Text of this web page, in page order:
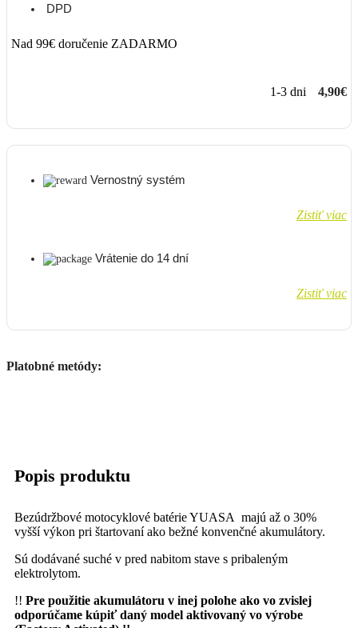
DPD
Nad 99€ doručenie ZADARMO
1-3 dni 4,90€
Vernostný systém
Zistiť viac
Vrátenie do 14 dní
Zistiť viac
Platobné metódy:
Popis produktu
Bezúdržbové motocyklové batérie YUASA majú až o 30%
vyšší výkon pri štartovaní ako bežné konvenčné akumulátory.
Sú dodávané suché v pred nabitom stave s pribaleným
elektrolytom.
!! Pre použitie akumulátoru v inej polohe ako vo zvislej
odporúčame kúpiť daný model aktivovaný vo výrobe